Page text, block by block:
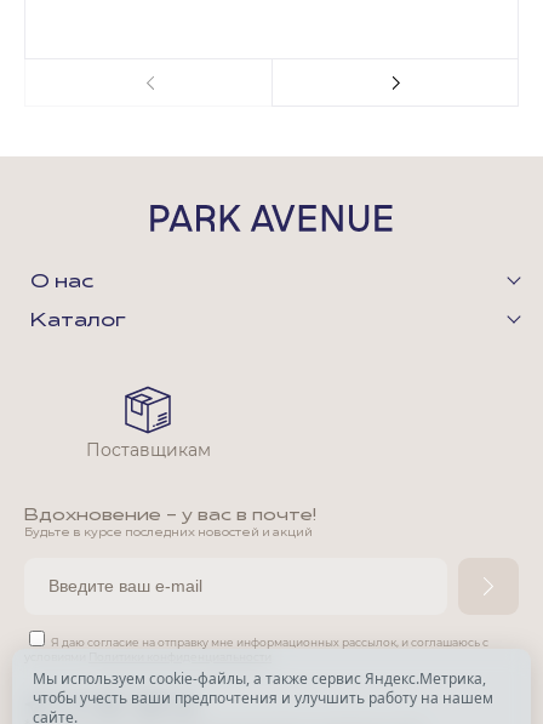
О нас
Каталог
Вдохновение - у вас в почте!
Будьте в курсе последних новостей и акций
Я даю согласие на отправку мне информационных рассылок, и соглашаюсь с
*
Поставщикам
Мы используем cookie-файлы, а также сервис Яндекс.Метрика,
чтобы учесть ваши предпочтения и улучшить работу на нашем
сайте.